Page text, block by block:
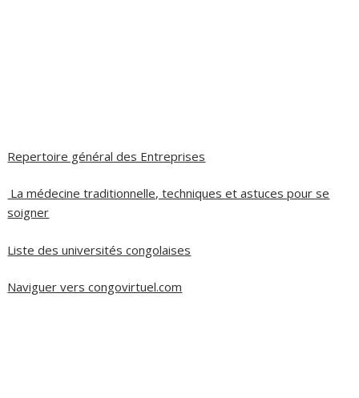
Repertoire général des Entreprises
La médecine traditionnelle, techniques et astuces pour se
soigner
Liste des universités congolaises
Naviguer vers congovirtuel.com